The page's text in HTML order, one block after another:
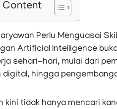
Content
Perlu Menguasai
Artificial Intelligence
sehari-hari, mulai dari
digital, hingga
kini tidak hanya mencari